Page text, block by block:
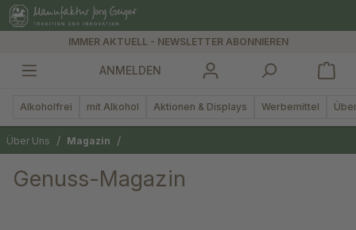
springen
IMMER AKTUELL - NEWSLETTER ABONNIEREN
ANMELDEN
Alkoholfrei mit Alkohol Aktionen & Displays Werbemittel
Über Uns / Magazin /
Genuss-Magazin